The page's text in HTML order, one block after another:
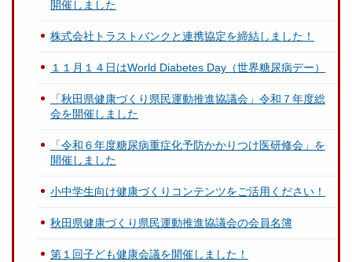
開催しました
株式会社トラストバンクと連携協定を締結しました！
１１月１４日はWorld Diabetes Day（世界糖尿病デー）
「秋田県健康づくり県民運動推進協議会」令和７年度総
会を開催しました
「令和６年度糖尿病重症化予防かかりつけ医研修会」を
開催しました
小中学生向け健康づくりコンテンツをご活用ください！
秋田県健康づくり県民運動推進協議会の会員名簿
第１回子ども健康会議を開催しました！